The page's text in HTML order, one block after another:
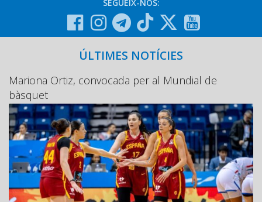
SEGUEIX-NOS:
ÚLTIMES NOTÍCIES
Mariona Ortiz, convocada per al Mundial de
bàsquet